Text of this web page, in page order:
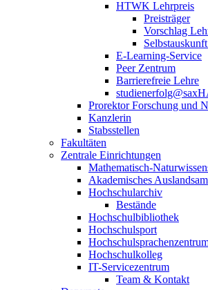
HTWK Lehrpreis
Preisträger
Vorschlag
E-Learning-Service
Peer Zentrum
Barrierefreie Lehre
Prorektor Forschung und
Kanzlerin
Stabsstellen
Fakultäten
Zentrale Einrichtungen
Mathematisch-
Akademisches
Hochschularchiv
Bestände
Hochschulbibliothek
Hochschulsport
Hochschulkolleg
IT-Servicezentrum
Team & Kontakt